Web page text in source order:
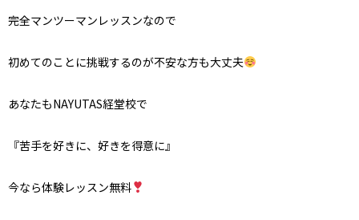
完全マンツーマンレッスンなので
初めてのことに挑戦するのが不安な方も大丈夫
あなたもNAYUTAS経堂校で
『苦手を好きに、好きを得意に』
今なら体験レッスン無料